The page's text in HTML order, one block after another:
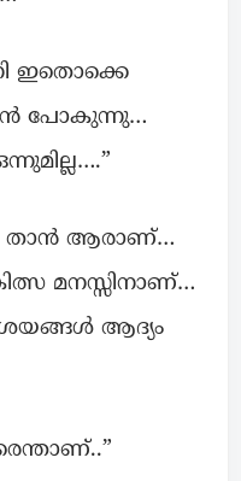
ഇതൊക്കെ
പോകുന്നു…
താൻ ആരാണ്…
മനസ്സിനാണ്…
ആദ്യം